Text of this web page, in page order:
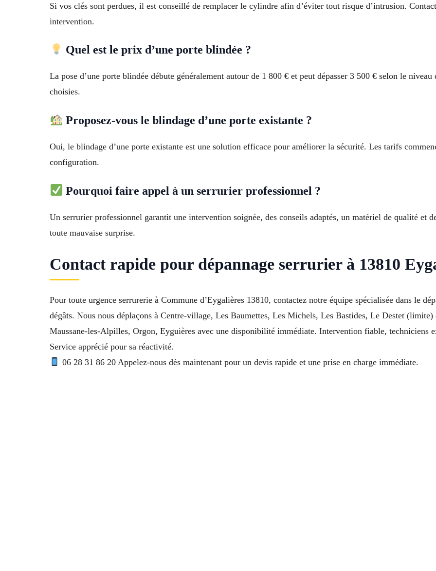
Si vos clés sont perdues, il est conseillé de remplacer le cylindre afin d’éviter tout risque d’intrusion.
intervention.
Quel est le prix d’une porte blindée ?
La pose d’une porte blindée débute généralement autour de 1 800 € et peut dépasser 3 500 € selon le
choisies.
Proposez-vous le blindage d’une porte existante ?
Oui, le blindage d’une porte existante est une solution efficace pour améliorer la sécurité. Les tarifs
configuration.
Pourquoi faire appel à un serrurier professionnel ?
Un serrurier professionnel garantit une intervention soignée, des conseils adaptés, un matériel de qualité et
toute mauvaise surprise.
Contact rapide pour dépannage serrurier à 13810
Pour toute urgence serrurerie à Commune d’Eygalières 13810, contactez notre équipe spécialisée dans le
dégâts. Nous nous déplaçons à Centre-village, Les Baumettes, Les Michels, Les Bastides, Le Destet
Maussane-les-Alpilles, Orgon, Eyguières avec une disponibilité immédiate. Intervention fiable, techniciens
Service apprécié pour sa réactivité.
06 28 31 86 20 Appelez-nous dès maintenant pour un devis rapide et une prise en charge immédiate.